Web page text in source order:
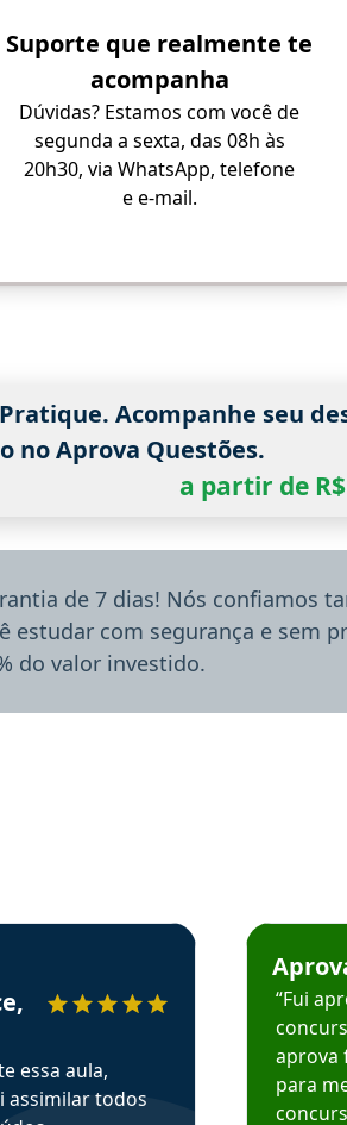
Suporte que realmente te
acompanha
Dúvidas? Estamos com você de
segunda a sexta, das 08h às
20h30, via WhatsApp, telefone
e e-mail.
Acompanhe seu
no Aprova Questões.
a partir de
de 7 dias! Nós confiamos
estudar com segurança e sem
do valor investido.
recomenda o Aprova Concursos em
essa aula,
assimilar todos
Estudante
“Fui
aprova
para